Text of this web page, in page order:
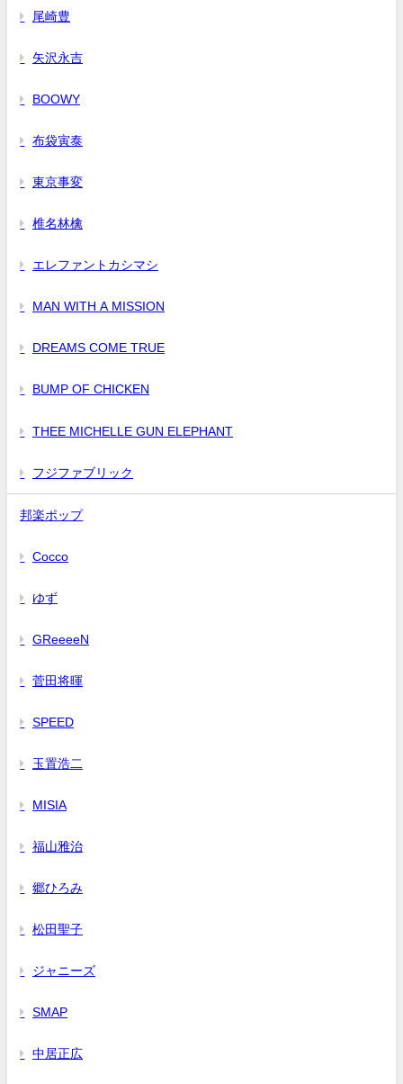
尾崎豊
矢沢永吉
BOOWY
布袋寅泰
東京事変
椎名林檎
エレファントカシマシ
MAN WITH A MISSION
DREAMS COME TRUE
BUMP OF CHICKEN
THEE MICHELLE GUN ELEPHANT
フジファブリック
邦楽ポップ
Cocco
ゆず
GReeeeN
菅田将暉
SPEED
玉置浩二
MISIA
福山雅治
郷ひろみ
松田聖子
ジャニーズ
SMAP
中居正広